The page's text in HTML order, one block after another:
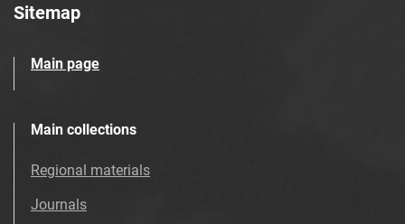
Azotowych im. Feliksa Dzierżyńskiego
Tarnowskie Azoty : tygodnik Zakładów
w Tarnowie. 1983, nr 34
Azotowych im. Feliksa Dzierżyńskiego
Sitemap
Main page
Main collections
Regional materials
Journals